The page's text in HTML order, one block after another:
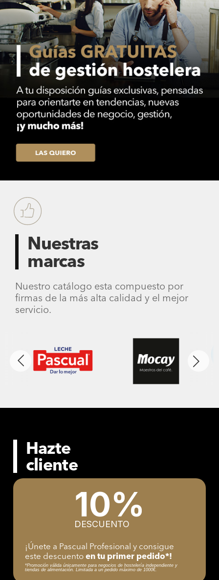
Nuestras
marcas
Nuestro catálogo esta compuesto por
firmas de la más alta calidad y el mejor
servicio.
Hazte
cliente
10%
DESCUENTO
¡Únete a Pascual Profesional y consigue
este descuentoen tu primer pedido*!
*Promoción válida únicamente para negocios de hostelería independiente y
tiendas de alimentación. Limitada a un pedido máximo de 1000€.